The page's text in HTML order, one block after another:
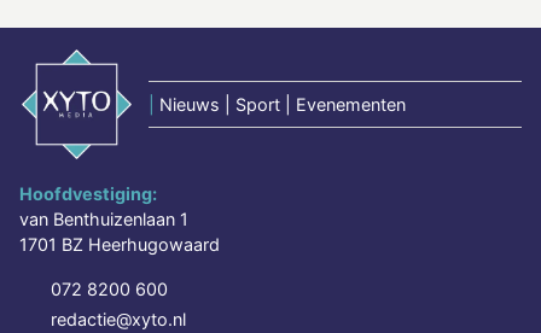
Nieuws | Sport | Evenementen
Hoofdvestiging:
van Benthuizenlaan 1
1701 BZ Heerhugowaard
072 8200 600
redactie@xyto.nl